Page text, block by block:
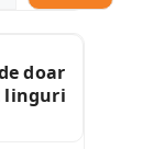
doar
linguri